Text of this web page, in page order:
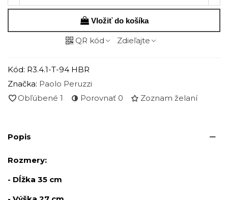
Vložiť do košíka
QR kód Zdieľajte
Kód: R3.4.1-T-94 HBR
Značka: Paolo Peruzzi
Obľúbené 1 Porovnať 0 Zoznam želaní
Popis
Rozmery:
- Dĺžka 35 cm